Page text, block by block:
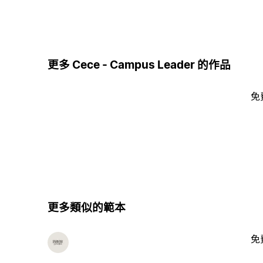
更多 Cece - Campus Leader 的作品
免
更多類似的範本
免